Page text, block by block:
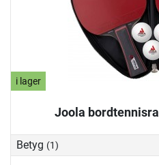
i lager
Joola
Betyg (1)